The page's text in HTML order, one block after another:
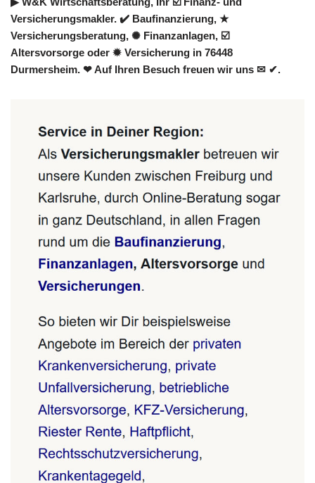
Versicherungsmakler. ✔️ Baufinanzierung, ★
Versicherungsberatung, ✺ Finanzanlagen, ☑️
Altersvorsorge oder ✹ Versicherung in 76448
Durmersheim. ❤ Auf Ihren Besuch freuen wir uns ✉ ✔.